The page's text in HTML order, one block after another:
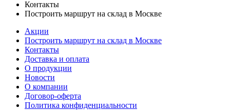
Контакты
Построить маршрут на склад в Москве
Акции
Построить маршрут на склад в Москве
Контакты
Доставка и оплата
О продукции
Новости
О компании
Договор-оферта
Политика конфиденциальности